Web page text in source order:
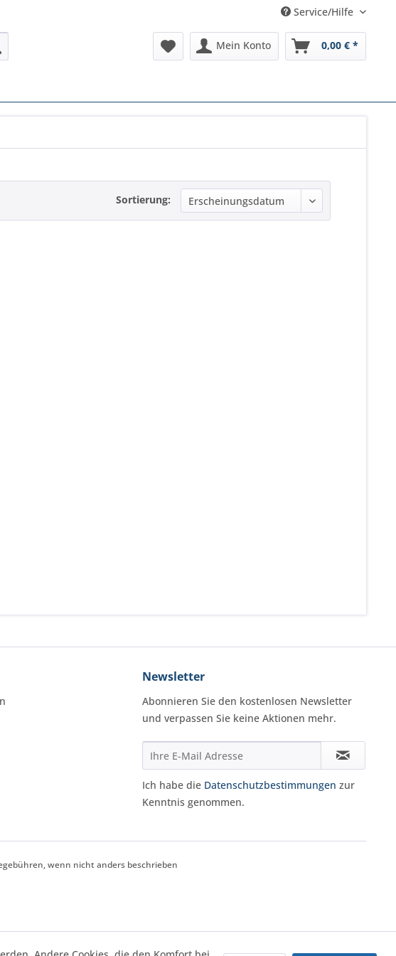
Service/Hilfe
Mein Konto 0,00 € *
Sortierung:
Newsletter
Abonnieren Sie den kostenlosen Newsletter
und verpassen Sie keine Aktionen mehr.
Ich habe die Datenschutzbestimmungen zur
Kenntnis genommen.
wenn nicht anders beschrieben